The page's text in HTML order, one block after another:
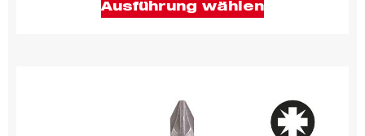
Ausführung wählen